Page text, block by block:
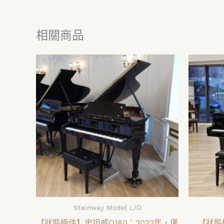
相關商品
Steinway Model L/O